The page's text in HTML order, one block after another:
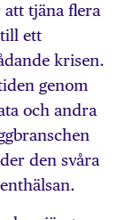
tjäna flera
ett
krisen.
genom
och andra
den svåra